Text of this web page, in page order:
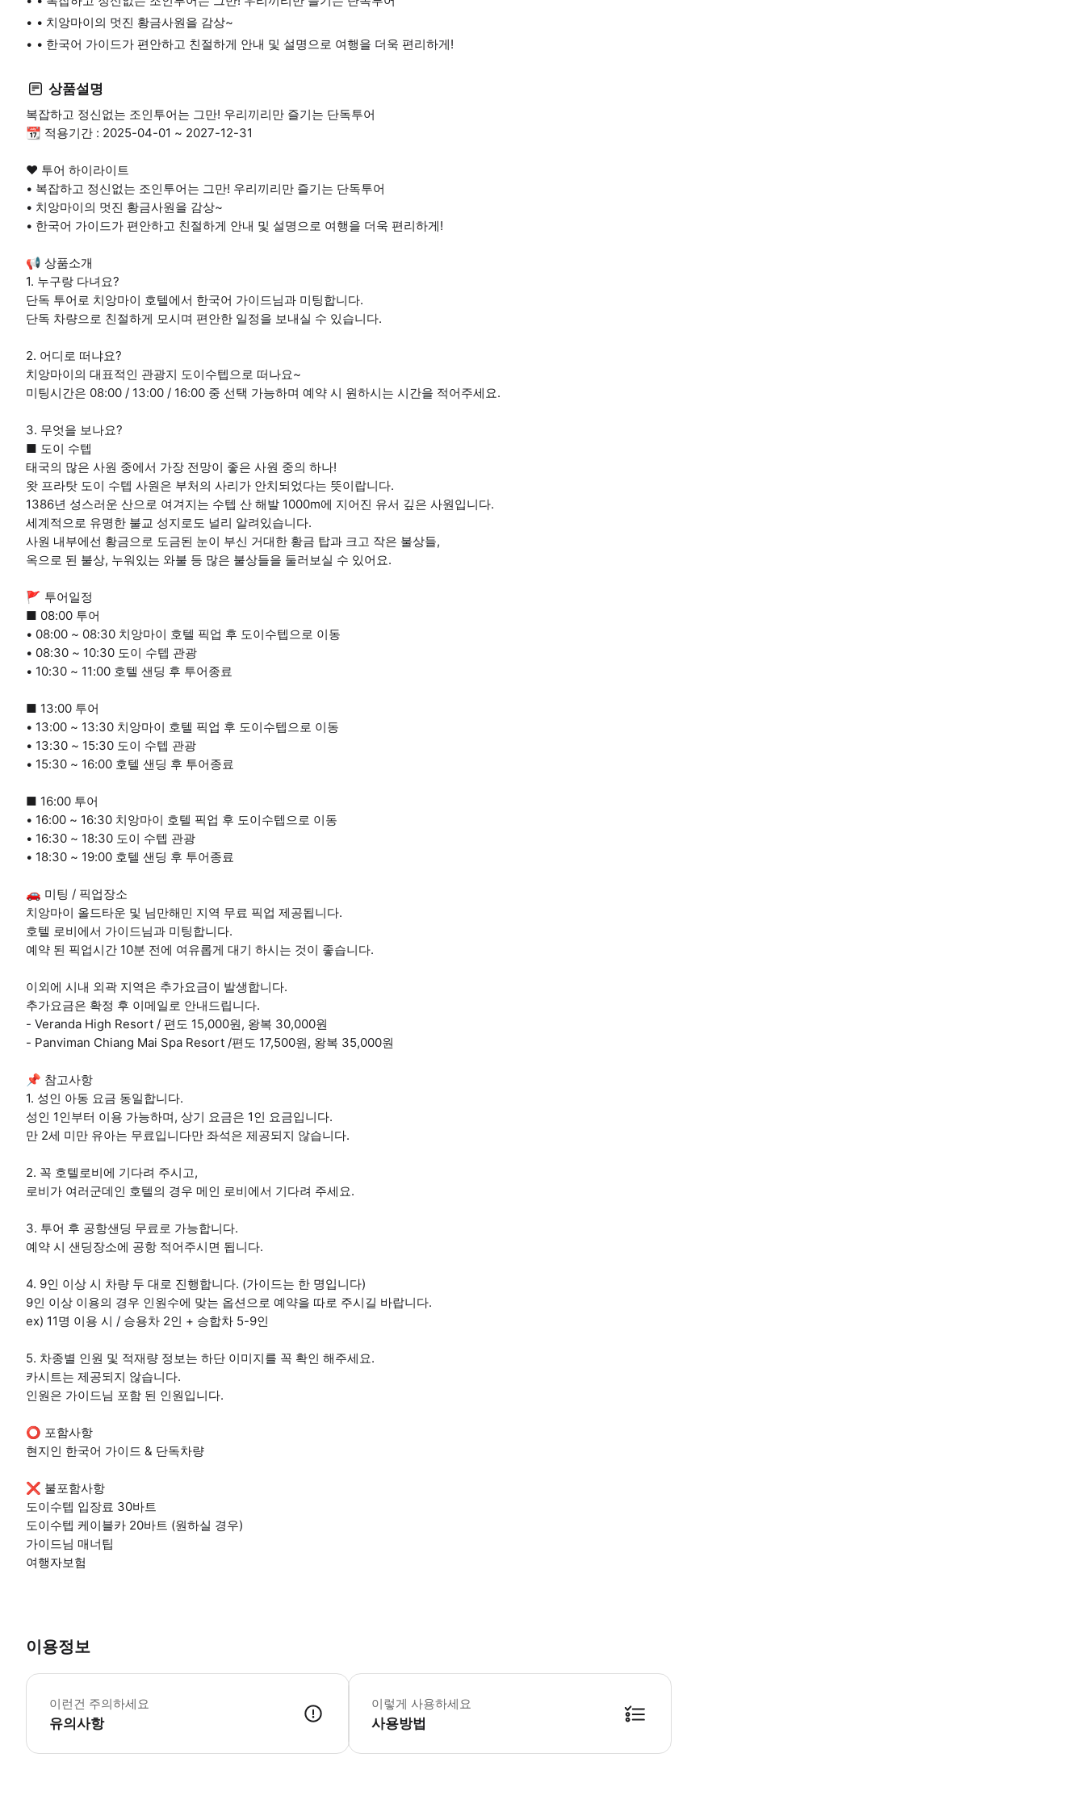
• 치앙마이의 멋진 황금사원을 감상~
• 한국어 가이드가 편안하고 친절하게 안내 및 설명으로 여행을 더욱 편리하게!
상품설명
복잡하고 정신없는 조인투어는 그만! 우리끼리만 즐기는 단독투어
📆 적용기간 : 2025-04-01 ~ 2027-12-31
❤️ 투어 하이라이트
• 복잡하고 정신없는 조인투어는 그만! 우리끼리만 즐기는 단독투어
• 치앙마이의 멋진 황금사원을 감상~
• 한국어 가이드가 편안하고 친절하게 안내 및 설명으로 여행을 더욱 편리하게!
📢 상품소개
1. 누구랑 다녀요?
단독 투어로 치앙마이 호텔에서 한국어 가이드님과 미팅합니다.
단독 차량으로 친절하게 모시며 편안한 일정을 보내실 수 있습니다.
2. 어디로 떠냐요?
치앙마이의 대표적인 관광지 도이수텝으로 떠나요~
미팅시간은 08:00 / 13:00 / 16:00 중 선택 가능하며 예약 시 원하시는 시간을 적어주세요.
3. 무엇을 보나요?
■ 도이 수텝
태국의 많은 사원 중에서 가장 전망이 좋은 사원 중의 하나!
왓 프라탓 도이 수텝 사원은 부처의 사리가 안치되었다는 뜻이랍니다.
1386년 성스러운 산으로 여겨지는 수텝 산 해발 1000m에 지어진 유서 깊은 사원입니다.
세계적으로 유명한 불교 성지로도 널리 알려있습니다.
사원 내부에선 황금으로 도금된 눈이 부신 거대한 황금 탑과 크고 작은 불상들,
옥으로 된 불상, 누워있는 와불 등 많은 불상들을 둘러보실 수 있어요.
🚩 투어일정
■ 08:00 투어
• 08:00 ~ 08:30 치앙마이 호텔 픽업 후 도이수텝으로 이동
• 08:30 ~ 10:30 도이 수텝 관광
• 10:30 ~ 11:00 호텔 샌딩 후 투어종료
■ 13:00 투어
• 13:00 ~ 13:30 치앙마이 호텔 픽업 후 도이수텝으로 이동
• 13:30 ~ 15:30 도이 수텝 관광
• 15:30 ~ 16:00 호텔 샌딩 후 투어종료
■ 16:00 투어
• 16:00 ~ 16:30 치앙마이 호텔 픽업 후 도이수텝으로 이동
• 16:30 ~ 18:30 도이 수텝 관광
• 18:30 ~ 19:00 호텔 샌딩 후 투어종료
🚗 미팅 / 픽업장소
치앙마이 올드타운 및 님만해민 지역 무료 픽업 제공됩니다.
호텔 로비에서 가이드님과 미팅합니다.
예약 된 픽업시간 10분 전에 여유롭게 대기 하시는 것이 좋습니다.
이외에 시내 외곽 지역은 추가요금이 발생합니다.
추가요금은 확정 후 이메일로 안내드립니다.
- Veranda High Resort / 편도 15,000원, 왕복 30,000원
- Panviman Chiang Mai Spa Resort /편도 17,500원, 왕복 35,000원
📌 참고사항
1. 성인 아동 요금 동일합니다.
성인 1인부터 이용 가능하며, 상기 요금은 1인 요금입니다.
만 2세 미만 유아는 무료입니다만 좌석은 제공되지 않습니다.
2. 꼭 호텔로비에 기다려 주시고,
로비가 여러군데인 호텔의 경우 메인 로비에서 기다려 주세요.
3. 투어 후 공항샌딩 무료로 가능합니다.
예약 시 샌딩장소에 공항 적어주시면 됩니다.
4. 9인 이상 시 차량 두 대로 진행합니다. (가이드는 한 명입니다)
9인 이상 이용의 경우 인원수에 맞는 옵션으로 예약을 따로 주시길 바랍니다.
ex) 11명 이용 시 / 승용차 2인 + 승합차 5-9인
5. 차종별 인원 및 적재량 정보는 하단 이미지를 꼭 확인 해주세요.
카시트는 제공되지 않습니다.
인원은 가이드님 포함 된 인원입니다.
⭕ 포함사항
현지인 한국어 가이드 & 단독차량
❌ 불포함사항
도이수텝 입장료 30바트
도이수텝 케이블카 20바트 (원하실 경우)
가이드님 매너팁
여행자보험
이용정보
이런건 주의하세요
유의사항
이렇게 사용하세요
사용방법